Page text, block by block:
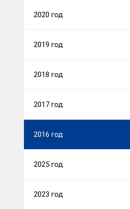
2020 год
2019 год
2018 год
2017 год
2016 год
2025 год
2023 год